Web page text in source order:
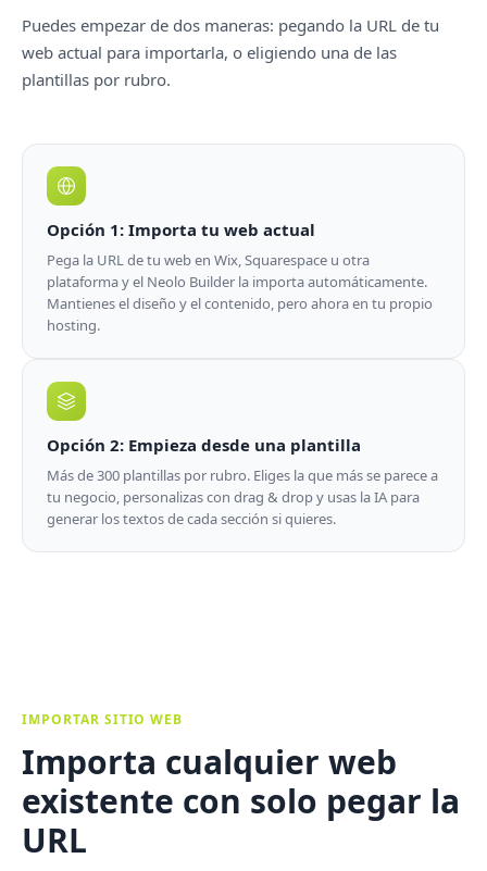
Puedes empezar de dos maneras: pegando la URL de tu
web actual para importarla, o eligiendo una de las
plantillas por rubro.
Opción 1: Importa tu web actual
Pega la URL de tu web en Wix, Squarespace u otra
plataforma y el Neolo Builder la importa automáticamente.
Mantienes el diseño y el contenido, pero ahora en tu propio
hosting.
Opción 2: Empieza desde una plantilla
Más de 300 plantillas por rubro. Eliges la que más se parece a
tu negocio, personalizas con drag & drop y usas la IA para
generar los textos de cada sección si quieres.
IMPORTAR SITIO WEB
Importa cualquier web
existente con solo pegar la
URL